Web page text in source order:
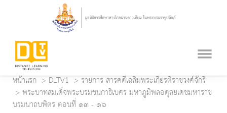
หน้าแรก DLTV1
รายการ สารคดีเฉลิมพระเกียรติราชวงศ์จักรี
พระบาทสมเด็จพระบรมชนกาธิเบศร มหาภูมิพลอดุลยเดชมหาราช
บรมนาถบพิตร ตอนที่ ๑๓ - ๑๖